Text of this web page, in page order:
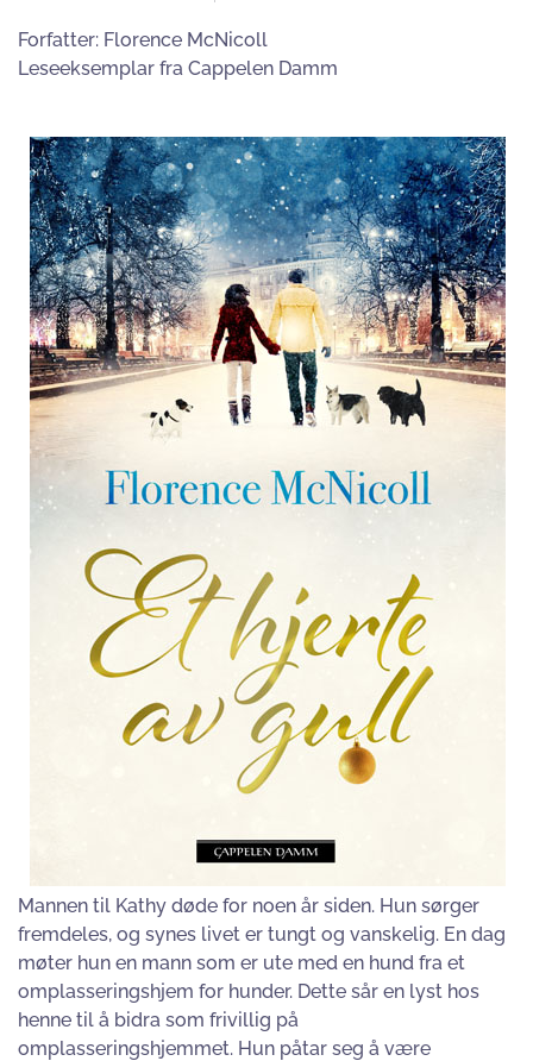
Forfatter: Florence McNicoll
Leseeksemplar fra Cappelen Damm
Mannen til Kathy døde for noen år siden. Hun sørger
fremdeles, og synes livet er tungt og vanskelig. En dag
møter hun en mann som er ute med en hund fra et
omplasseringshjem for hunder. Dette sår en lyst hos
henne til å bidra som frivillig på
omplasseringshjemmet. Hun påtar seg å være